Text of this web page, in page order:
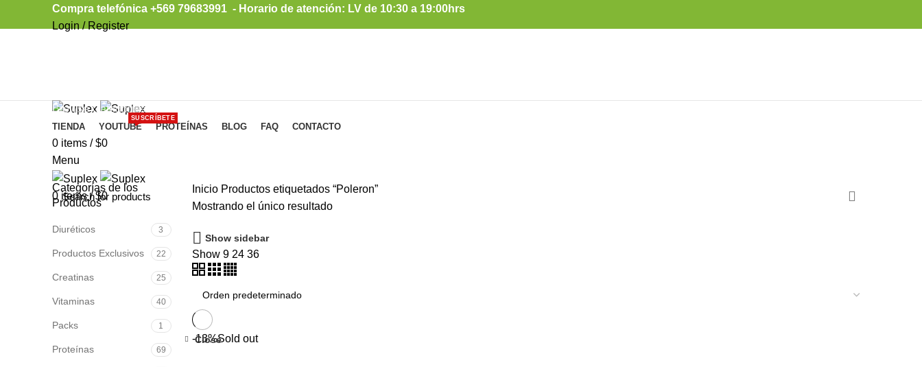
Compra telefónica +569 79683991 - Horario de atención: LV de 10:30 a 19:00hrs
Login / Register
TIENDA YOUTUBE
SUSCRÍBETE
PROTEÍNAS BLOG FAQ CONTACTO
0 items / $0
Menu
0 items / $0
Browse Categories
Categorías de los
Productos
Diuréticos 3
Productos Exclusivos 22
Creatinas 25
Vitaminas 40
Packs 1
Proteínas 69
InicioProductos etiquetados “Poleron”
Mostrando el único resultado
Show sidebar
Show 9 24 36
-13%Sold out
Close